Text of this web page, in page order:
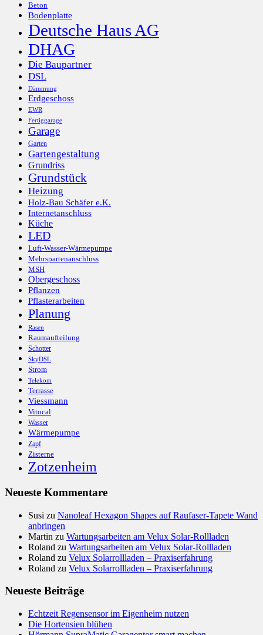
Beton
Bodenplatte
Deutsche Haus AG
DHAG
Die Baupartner
DSL
Dämmung
Erdgeschoss
EWR
Fertiggarage
Garage
Garten
Gartengestaltung
Grundriss
Grundstück
Heizung
Holz-Bau Schäfer e.K.
Internetanschluss
Küche
LED
Luft-Wasser-Wärmepumpe
Mehrspartenanschluss
MSH
Obergeschoss
Pflanzen
Pflasterarbeiten
Planung
Rasen
Raumaufteilung
Schotter
SkyDSL
Strom
Telekom
Terrasse
Viessmann
Vitocal
Wasser
Wärmepumpe
Zapf
Zisterne
Zotzenheim
Neueste Kommentare
Susi zu Nanoleaf Hexagon Shapes auf Raufaser-Tapete Wand
anbringen
Martin zu Wartungsarbeiten am Velux Solar-Rollladen
Roland zu Wartungsarbeiten am Velux Solar-Rollladen
Roland zu Velux Solarrollladen – Praxiserfahrung
Roland zu Velux Solarrollladen – Praxiserfahrung
Neueste Beiträge
Echtzeit Regensensor im Eigenheim nutzen
Die Hortensien blühen